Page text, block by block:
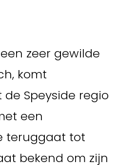
zeer gewilde
komt
Speyside regio
een
teruggaat tot
bekend om zijn